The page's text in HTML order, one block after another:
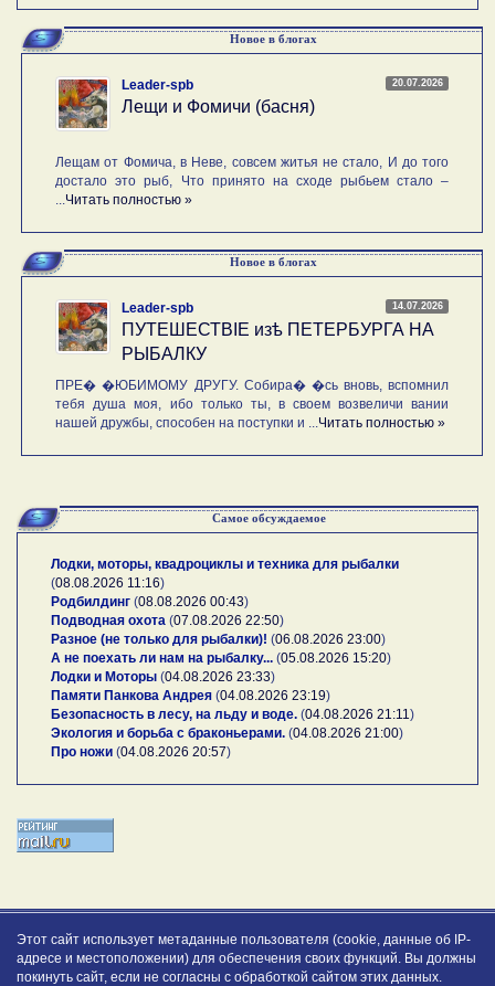
Новое в блогах
20.07.2026
Leader-spb
Лещи и Фомичи (басня)
Лещам от Фомича, в Неве, совсем житья не стало, И до того
достало это рыб, Что принято на сходе рыбьем стало –
Читать полностью »
Новое в блогах
14.07.2026
Leader-spb
ПУТЕШЕСТВIE изѣ ПЕТЕРБУРГА НА
РЫБАЛКУ
ПРЕ� �ЮБИМОМУ ДРУГУ. Собира� �сь вновь, вспомнил
тебя душа моя, ибо только ты, в своем возвеличи вании
нашей дружбы, способен на поступки и ... Читать полностью »
Самое обсуждаемое
Лодки, моторы, квадроциклы и техника для рыбалки
(08.08.2026 11:16)
Родбилдинг (08.08.2026 00:43)
Подводная охота (07.08.2026 22:50)
Разное (не только для рыбалки)! (06.08.2026 23:00)
А не поехать ли нам на рыбалку... (05.08.2026 15:20)
Лодки и Моторы (04.08.2026 23:33)
Памяти Панкова Андрея (04.08.2026 23:19)
Безопасность в лесу, на льду и воде. (04.08.2026 21:11 )
Экология и борьба с браконьерами. (04.08.2026 21:00)
Про ножи (04.08.2026 20:57)
Этот сайт использует метаданные пользователя (cookie, данные об IP-
адресе и местоположении) для обеспечения своих функций. Вы должны
покинуть сайт, если не согласны с обработкой сайтом этих данных.